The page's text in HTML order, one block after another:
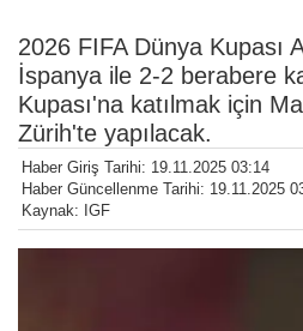
2026 FIFA Dünya Kupası
İspanya ile 2-2 berabere
Kupası'na katılmak için
Zürih'te yapılacak.
Haber Giriş Tarihi: 19.11.2025 03:14
Haber Güncellenme Tarihi: 19.11.2025
Kaynak: IGF